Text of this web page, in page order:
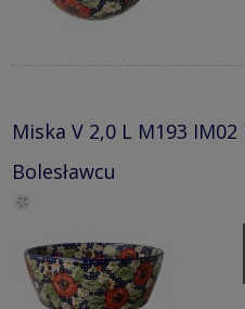
Miska V 2,0 L M193
Bolesławcu